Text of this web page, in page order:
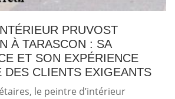
PRUVOST
À TARASCON : SA
ET SON EXPÉRIENCE
DES CLIENTS EXIGEANTS
le peintre d’intérieur